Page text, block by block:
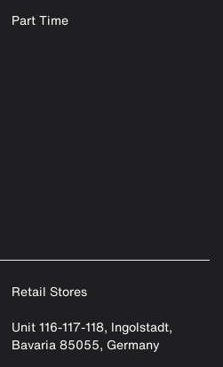
Part Time
Retail Stores
Unit 116-117-118, Ingolstadt,
Bavaria 85055, Germany